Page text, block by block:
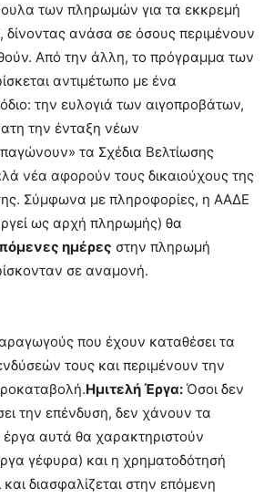
των πληρωμών για τα εκκρεμή
δίνοντας ανάσα σε όσους περιμένουν
Από την άλλη, το πρόγραμμα των
αντιμέτωπο με ένα
την ευλογιά των αιγοπροβάτων,
την ένταξη νέων
τα Σχέδια Βελτίωσης
νέα αφορούν τους δικαιούχους της
Σύμφωνα με πληροφορίες, η ΑΑΔΕ
ως αρχή πληρωμής) θα
ημέρες στην πληρωμή
σε αναμονή.
που έχουν καταθέσει τα
τους και περιμένουν την
Ημιτελή Έργα: Όσοι δεν
την επένδυση, δεν χάνουν τα
αυτά θα χαρακτηριστούν
γέφυρα) και η χρηματοδότησή
διασφαλίζεται στην επόμενη